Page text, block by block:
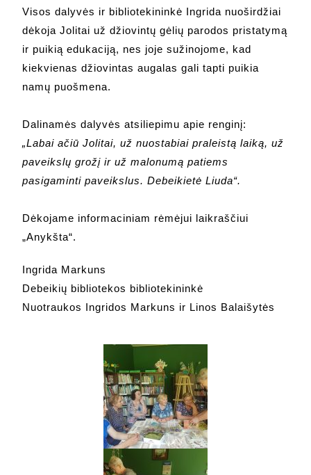
Visos dalyvės ir bibliotekininkė Ingrida nuoširdžiai
dėkoja Jolitai už džiovintų gėlių parodos pristatymą
ir puikią edukaciją, nes joje sužinojome, kad
kiekvienas džiovintas augalas gali tapti puikia
namų puošmena.
Dalinamės dalyvės atsiliepimu apie renginį:
„Labai ačiū Jolitai, už nuostabiai praleistą laiką, už
paveikslų grožį ir už malonumą patiems
pasigaminti paveikslus. Debeikietė Liuda“.
Dėkojame informaciniam rėmėjui laikraščiui
„Anykšta“.
Ingrida Markuns
Debeikių bibliotekos bibliotekininkė
Nuotraukos Ingridos Markuns ir Linos Balaišytės